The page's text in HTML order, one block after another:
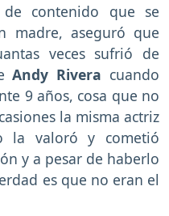
contenido que se
madre, aseguró que
veces sufrió de
Andy Rivera cuando
9 años, cosa que no
la misma actriz
la valoró y cometió
y a pesar de haberlo
es que no eran el